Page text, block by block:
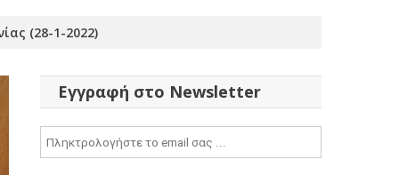
(28-1-2022)
Εγγραφή στο Newsletter